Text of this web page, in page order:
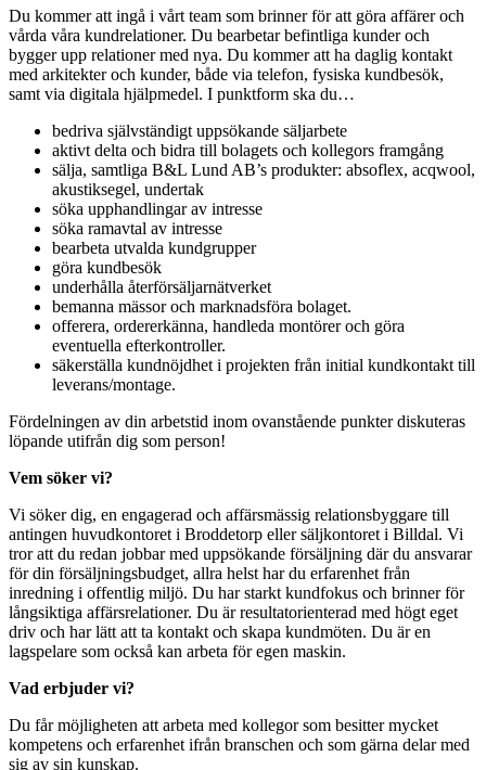
Du kommer att ingå i vårt team som brinner för att göra affärer och
vårda våra kundrelationer. Du bearbetar befintliga kunder och
bygger upp relationer med nya. Du kommer att ha daglig kontakt
med arkitekter och kunder, både via telefon, fysiska kundbesök,
samt via digitala hjälpmedel. I punktform ska du…
bedriva självständigt uppsökande säljarbete
aktivt delta och bidra till bolagets och kollegors framgång
sälja, samtliga B&L Lund AB’s produkter: absoflex, acqwool,
akustiksegel, undertak
söka upphandlingar av intresse
söka ramavtal av intresse
bearbeta utvalda kundgrupper
göra kundbesök
underhålla återförsäljarnätverket
bemanna mässor och marknadsföra bolaget.
offerera, ordererkänna, handleda montörer och göra
eventuella efterkontroller.
säkerställa kundnöjdhet i projekten från initial kundkontakt till
leverans/montage.
Fördelningen av din arbetstid inom ovanstående punkter diskuteras
löpande utifrån dig som person!
Vem söker vi?
Vi söker dig, en engagerad och affärsmässig relationsbyggare till
antingen huvudkontoret i Broddetorp eller säljkontoret i Billdal. Vi
tror att du redan jobbar med uppsökande försäljning där du ansvarar
för din försäljningsbudget, allra helst har du erfarenhet från
inredning i offentlig miljö. Du har starkt kundfokus och brinner för
långsiktiga affärsrelationer. Du är resultatorienterad med högt eget
driv och har lätt att ta kontakt och skapa kundmöten. Du är en
lagspelare som också kan arbeta för egen maskin.
Vad erbjuder vi?
Du får möjligheten att arbeta med kollegor som besitter mycket
kompetens och erfarenhet ifrån branschen och som gärna delar med
sig av sin kunskap.